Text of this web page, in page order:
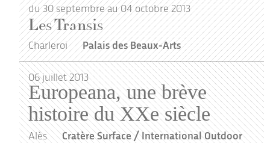
du 30 septembre au 04 octobre 2013
Les Transis
Charleroi Palais des Beaux-Arts
06juillet2013
Europeana, une brève
histoire du XXe siècle
Alès
Cratère Surface / International Outdoor